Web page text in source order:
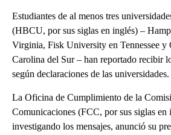
Estudiantes de al menos tres
(HBCU, por sus siglas en inglés) –
Virginia, Fisk University en Tennessee
Carolina del Sur – han reportado recibir
según declaraciones de las universidades.
La Oficina de Cumplimiento de la
Comunicaciones (FCC, por sus siglas en
investigando los mensajes, anunció su